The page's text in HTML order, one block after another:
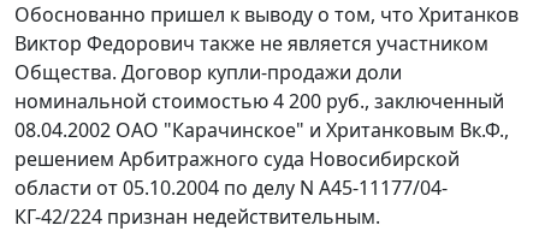
Обоснованно пришел к выводу о том, что Хританков
Виктор Федорович также не является участником
Общества. Договор купли-продажи доли
номинальной стоимостью 4 200 руб., заключенный
08.04.2002 ОАО "Карачинское" и Хританковым Вк.Ф.,
решением Арбитражного суда Новосибирской
области от 05.10.2004 по делу N А45-11177/04-
КГ-42/224 признан недействительным.